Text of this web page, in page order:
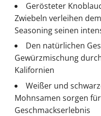
Gerösteter
Zwiebeln verleihen
Seasoning seinen
Den natürlichen
Gewürzmischung
Kalifornien
Weißer und
Mohnsamen sorgen
Geschmackserlebnis